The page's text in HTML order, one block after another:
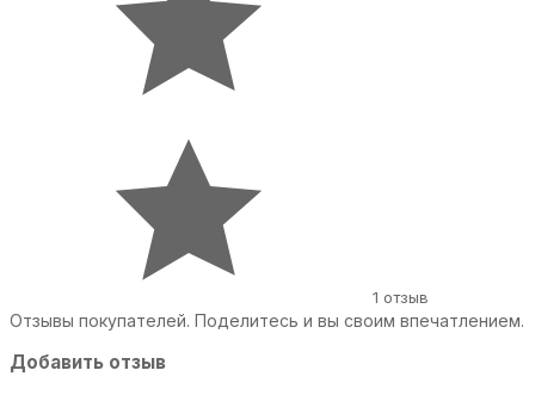
1 отзыв
Отзывы покупателей. Поделитесь и вы своим впечатлением.
Добавить отзыв